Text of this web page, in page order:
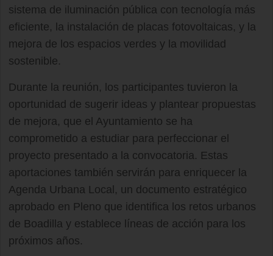
sistema de iluminación pública con tecnología más
eficiente, la instalación de placas fotovoltaicas, y la
mejora de los espacios verdes y la movilidad
sostenible.
Durante la reunión, los participantes tuvieron la
oportunidad de sugerir ideas y plantear propuestas
de mejora, que el Ayuntamiento se ha
comprometido a estudiar para perfeccionar el
proyecto presentado a la convocatoria. Estas
aportaciones también servirán para enriquecer la
Agenda Urbana Local, un documento estratégico
aprobado en Pleno que identifica los retos urbanos
de Boadilla y establece líneas de acción para los
próximos años.